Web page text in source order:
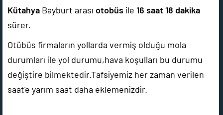
Kütahya Bayburt arası otobüs ile 16 saat 18 dakika
sürer.
Otübüs firmaların yollarda vermiş olduğu mola
durumları ile yol durumu,hava koşulları bu durumu
değiştire bilmektedir.Tafsiyemiz her zaman verilen
saat'e yarım saat daha eklemenizdir.